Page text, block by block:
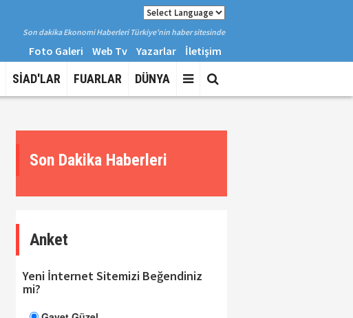
Son dakika Ekonomi Haberleri Türkiye'nin haber sitesinde
Foto Galeri Web Tv Yazarlar İletişim
SİAD'LAR FUARLAR DÜNYA
Son Dakika Haberleri
Anket
Yeni İnternet Sitemizi Beğendiniz
mi?